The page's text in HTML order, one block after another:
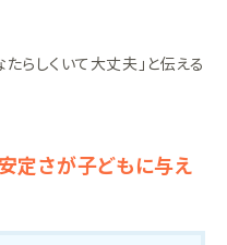
らしくいて大丈夫」と伝える
定さが子どもに与え